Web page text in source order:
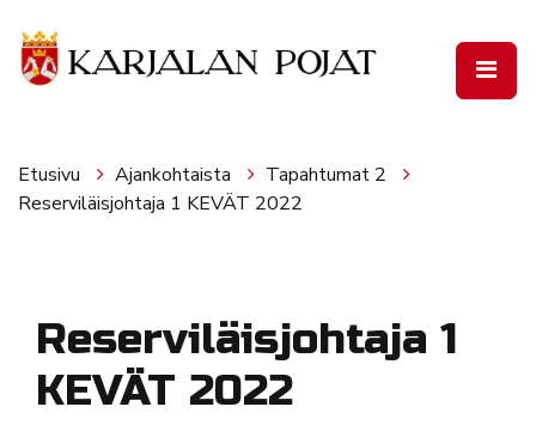
Etusivu Ajankohtaista
Tapahtumat 2
Reserviläisjohtaja 1 KEVÄT 2022
Reserviläisjohtaja 1
KEVÄT 2022